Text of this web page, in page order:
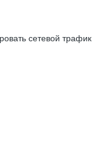
сетевой трафик.